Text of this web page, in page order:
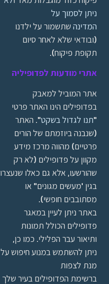
ניתן לסמוך על
המדינהשתשמור על ילדנו
(ובודאי שלא לאחר סיום
תקופת פיקוח).
אתרי מודעות לפדופיליה
אתר המוביל למאבק
בפדופילים הינו האתר פרטי
"תנו לגדול בשקט". האתר
(שנבנה ביוזמתם של הורים
פרטיים) מהווה מרכז מידע
מקוון על פדופילים (לא רק
שהורשעו, אלא גם כאלו שנעצרו
בגין 'מעשים מגונים" או
מסתובבים חופשי).
באתר ניתן לעיין במאגר
פדופילים הכולל תמונות
ותיאור עבר הפלילי. כמו כן,
ניתן להשתמש במנוע חיפוש על
מנת לצפות
ברשימת הפדופילים בעיר שלך